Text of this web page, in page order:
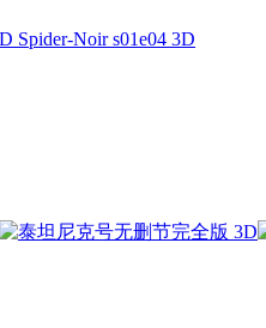
Spider-Noir s01e04 3D